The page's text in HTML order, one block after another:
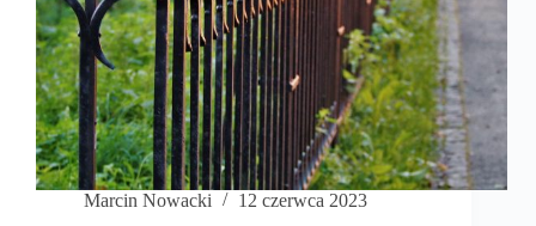
Marcin Nowacki 12 czerwca 2023